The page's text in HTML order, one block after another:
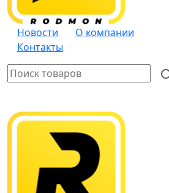
Новости
О компании
Контакты